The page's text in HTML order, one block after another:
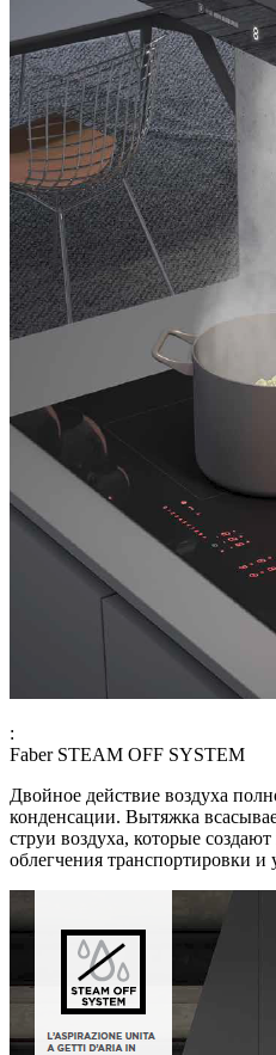
:
Faber STEAM OFF SYSTEM
Двойное действие воздуха
конденсации. Вытяжка
струи воздуха, которые
облегчения транспортировки и